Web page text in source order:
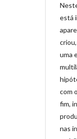
está
uma
com
fim,
nas